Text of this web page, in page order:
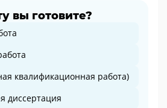
вы готовите?
квалификационная работа)
диссертация